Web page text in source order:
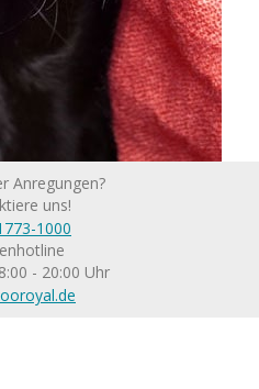
Anregungen?
uns!
1000
- 20:00 Uhr